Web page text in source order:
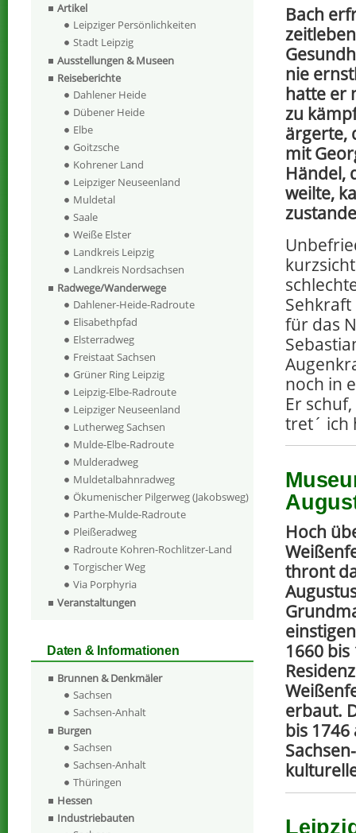
Bach
nie
hatte er
zu
ärgerte,
mit
Händel,
weilte,
für das
noch in
Er
tret´ ich
Hoch
thront
1660 bis
erbaut.
bis
Artikel
Leipziger Persönlichkeiten
Stadt Leipzig
Ausstellungen & Museen
Reiseberichte
Dahlener Heide
Dübener Heide
Elbe
Goitzsche
Kohrener Land
Leipziger Neuseenland
Muldetal
Saale
Weiße Elster
Landkreis Leipzig
Landkreis Nordsachsen
Radwege/Wanderwege
Dahlener-Heide-Radroute
Elisabethpfad
Elsterradweg
Freistaat Sachsen
Grüner Ring Leipzig
Leipzig-Elbe-Radroute
Leipziger Neuseenland
Lutherweg Sachsen
Mulde-Elbe-Radroute
Mulderadweg
Muldetalbahnradweg
Ökumenischer Pilgerweg (Jakobsweg)
Parthe-Mulde-Radroute
Pleißeradweg
Radroute Kohren-Rochlitzer-Land
Torgischer Weg
Via Porphyria
Veranstaltungen
Daten & Informationen
Brunnen & Denkmäler
Sachsen
Sachsen-Anhalt
Burgen
Sachsen
Sachsen-Anhalt
Thüringen
Hessen
Industriebauten